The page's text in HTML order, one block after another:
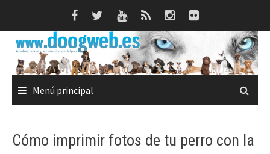
Menú principal
Cómo imprimir fotos de tu perro con la